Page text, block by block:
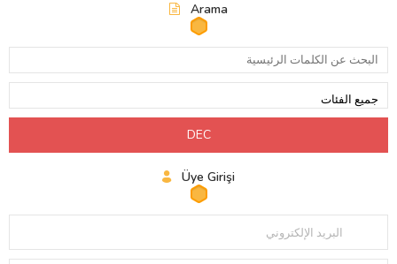
Arama
Üye Girişi
البريد الإلكتروني